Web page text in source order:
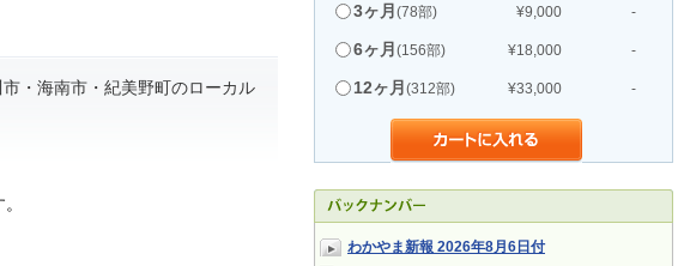
3ヶ月 (78部) ¥9,000 -
6ヶ月 (156部) ¥18,000 -
12ヶ月 (312部) ¥33,000 -
わかやま新報 2026年8月6日付
・海南市・紀美野町のローカル